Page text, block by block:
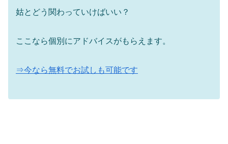
姑とどう関わっていけばいい？
ここなら個別にアドバイスがもらえます。
⇒今なら無料でお試しも可能です